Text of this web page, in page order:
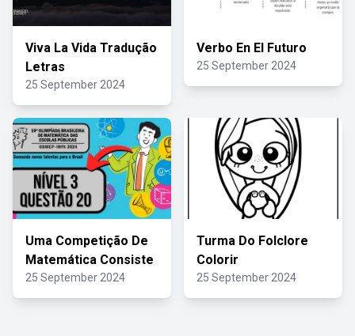
Viva La Vida Tradução
Letras
25 September 2024
Verbo En El Futuro
25 September 2024
Uma Competição De
Matemática Consiste
25 September 2024
Turma Do Folclore
Colorir
25 September 2024